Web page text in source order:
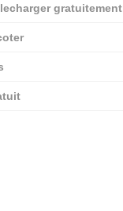
gratuitement